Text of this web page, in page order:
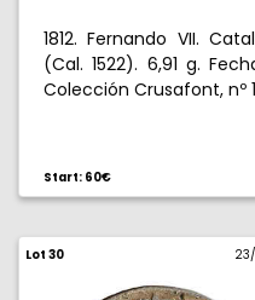
1812. Fernando VII.
(Cal. 1522). 6,91 g.
Colección Crusafont, nº
Start: 60€
Lot 30